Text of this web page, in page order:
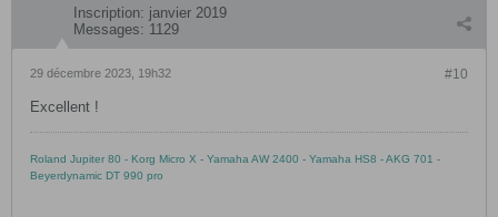
Inscription: janvier 2019
Messages: 1129
#10
29 décembre 2023, 19h32
Excellent !
Roland Jupiter 80 - Korg Micro X - Yamaha AW 2400 - Yamaha HS8 - AKG 701 -
Beyerdynamic DT 990 pro